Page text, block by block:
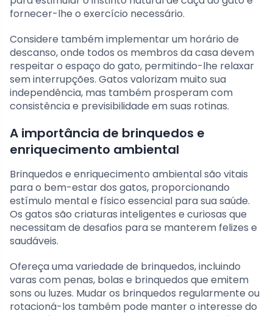
fornecer-lhe o exercício necessário.
Considere também implementar um horário de
descanso, onde todos os membros da casa devem
respeitar o espaço do gato, permitindo-lhe relaxar
sem interrupções. Gatos valorizam muito sua
independência, mas também prosperam com
consistência e previsibilidade em suas rotinas.
A importância de brinquedos e
enriquecimento ambiental
Brinquedos e enriquecimento ambiental são vitais
para o bem-estar dos gatos, proporcionando
estímulo mental e físico essencial para sua saúde.
Os gatos são criaturas inteligentes e curiosas que
necessitam de desafios para se manterem felizes e
saudáveis.
Ofereça uma variedade de brinquedos, incluindo
varas com penas, bolas e brinquedos que emitem
sons ou luzes. Mudar os brinquedos regularmente ou
rotacioná-los também pode manter o interesse do